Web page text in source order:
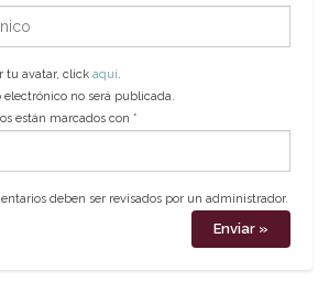
tu avatar, click aquí.
no será publicada.
están marcados con *
deben ser revisados por un administrador.